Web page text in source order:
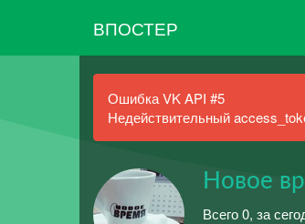
ВПОСТЕР
Ошибка VK API #5
Недействительный
Новое
Всего 0, за